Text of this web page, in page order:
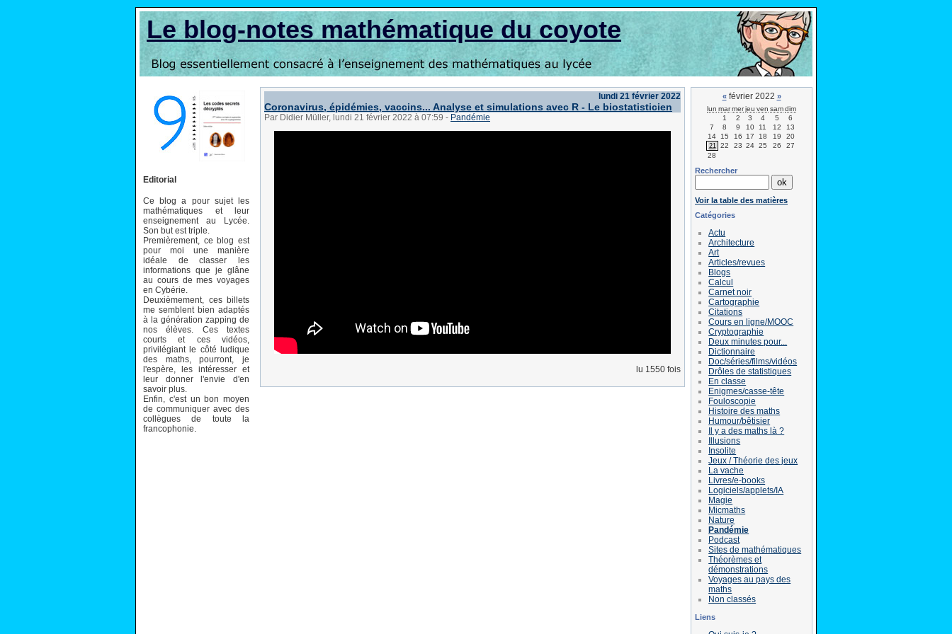
Le blog-notes mathématique du coyote
Editorial
Ce blog a pour sujet les
mathématiques et leur
enseignement au Lycée.
Son but est triple.
Premièrement, ce blog est
pour moi une manière
idéale de classer les
informations que je glâne
au cours de mes voyages
en Cybérie.
Deuxièmement, ces billets
me semblent bien adaptés
à la génération zapping de
nos élèves. Ces textes
courts et ces vidéos,
privilégiant le côté ludique
des maths, pourront, je
l'espère, les intéresser et
leur donner l'envie d'en
savoir plus.
Enfin, c'est un bon moyen
de communiquer avec des
collègues de toute la
francophonie.
lundi 21 février 2022
Coronavirus, épidémies, vaccins... Analyse et simulations avec R - Le biostatisticien
Par Didier Müller, lundi 21 février 2022 à 07:59 - Pandémie
lu 1550 fois
«février 2022 »
lun marmerjeu ven samdim
1
2 3 4 5
6
7
8 9 10 11 12
13
14
15 16 17 18 19 20
21 22 23 24 25 26
27
28
Rechercher
Voir la table des matières
Catégories
Actu
Architecture
Art
Articles/revues
Blogs
Calcul
Carnet noir
Cartographie
Citations
Cours en ligne/MOOC
Cryptographie
Deux minutes pour...
Dictionnaire
Doc/séries/films/vidéos
Drôles de statistiques
En classe
Enigmes/casse-tête
Fouloscopie
Histoire des maths
Humour/bêtisier
Il y a des maths là ?
Illusions
Insolite
Jeux / Théorie des jeux
La vache
Livres/e-books
Logiciels/applets/IA
Magie
Micmaths
Nature
Pandémie
Podcast
Sites de mathématiques
Théorèmes et
démonstrations
Voyages au pays des
maths
Non classés
Liens